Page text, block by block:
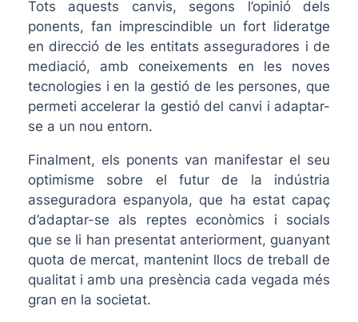
Tots aquests canvis, segons l’opinió dels
ponents, fan imprescindible un fort lideratge
en direcció de les entitats asseguradores i de
mediació, amb coneixements en les noves
tecnologies i en la gestió de les persones, que
permeti accelerar la gestió del canvi i adaptar-
se a un nou entorn.
Finalment, els ponents van manifestar el seu
optimisme sobre el futur de la indústria
asseguradora espanyola, que ha estat capaç
d’adaptar-se als reptes econòmics i socials
que se li han presentat anteriorment, guanyant
quota de mercat, mantenint llocs de treball de
qualitat i amb una presència cada vegada més
gran en la societat.